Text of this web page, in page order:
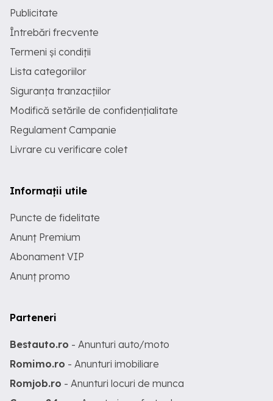
Publicitate
Întrebări frecvente
Termeni și condiții
Lista categoriilor
Siguranța tranzacțiilor
Modifică setările de confidențialitate
Regulament Campanie
Livrare cu verificare colet
Informații utile
Puncte de fidelitate
Anunț Premium
Abonament VIP
Anunț promo
Parteneri
Bestauto.ro - Anunturi auto/moto
Romimo.ro - Anunturi imobiliare
Romjob.ro - Anunturi locuri de munca